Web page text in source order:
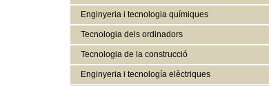
Enginyeria i tecnologia químiques
Tecnologia dels ordinadors
Tecnologia de la construcció
Enginyeria i tecnología elèctriques